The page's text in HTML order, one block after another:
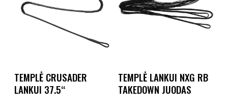
TEMPLĖ CRUSADER
LANKUI 37.5‘‘
TEMPLĖ LANKUI NXG RB
TAKEDOWN JUODAS